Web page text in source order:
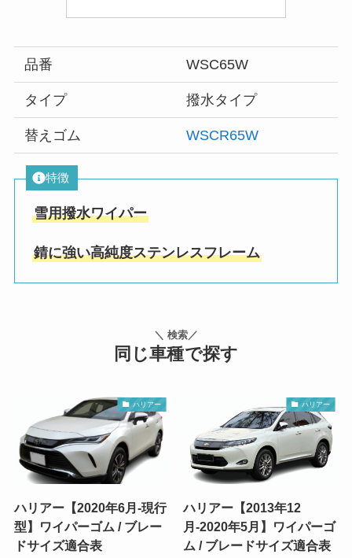
品番 WSC65W
タイプ 撥水タイプ
替えゴム WSCR65W
特徴
雪用撥水ワイパー
錆に強い高純度ステンレスフレーム
＼ 検索／
同じ車種で探す
ハリアー
ハリアー【2020年6月-現行
型】ワイパーゴム / ブレー
ドサイズ適合表
ハリアー
ハリアー【2013年12
月-2020年5月】ワイパーゴ
ム / ブレードサイズ適合表